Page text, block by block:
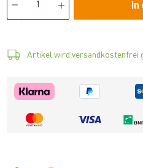
Artikel wird versandkostenfrei